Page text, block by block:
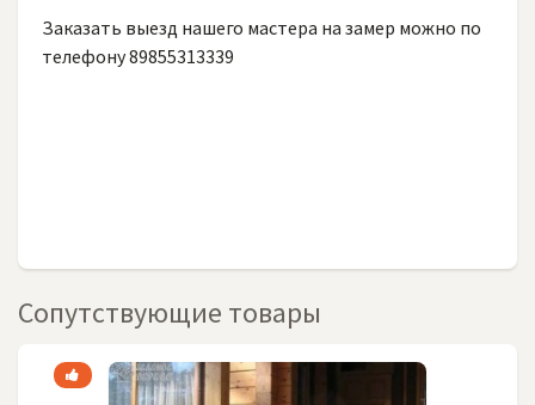
Заказать выезд нашего мастера на замер можно по
телефону 89855313339
Сопутствующие товары